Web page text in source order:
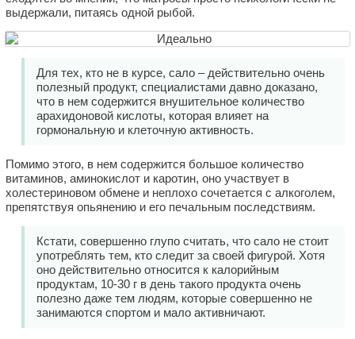
выдержали, питаясь одной рыбой.
Для тех, кто не в курсе, сало – действительно очень
полезный продукт, специалистами давно доказано,
что в нем содержится внушительное количество
арахидоновой кислоты, которая влияет на
гормональную и клеточную активность.
Помимо этого, в нем содержится большое количество
витаминов, аминокислот и каротин, оно участвует в
холестериновом обмене и неплохо сочетается с алкоголем,
препятствуя опьянению и его печальным последствиям.
Кстати, совершенно глупо считать, что сало не стоит
употреблять тем, кто следит за своей фигурой. Хотя
оно действительно относится к калорийным
продуктам, 10-30 г в день такого продукта очень
полезно даже тем людям, которые совершенно не
занимаются спортом и мало активничают.